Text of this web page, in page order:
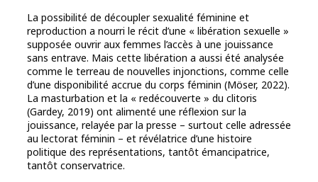
La possibilité de découpler sexualité féminine et
reproduction a nourri le récit d’une « libération sexuelle »
supposée ouvrir aux femmes l’accès à une jouissance
sans entrave. Mais cette libération a aussi été analysée
comme le terreau de nouvelles injonctions, comme celle
d’une disponibilité accrue du corps féminin (Möser, 2022).
La masturbation et la « redécouverte » du clitoris
(Gardey, 2019) ont alimenté une réflexion sur la
jouissance, relayée par la presse – surtout celle adressée
au lectorat féminin – et révélatrice d’une histoire
politique des représentations, tantôt émancipatrice,
tantôt conservatrice.